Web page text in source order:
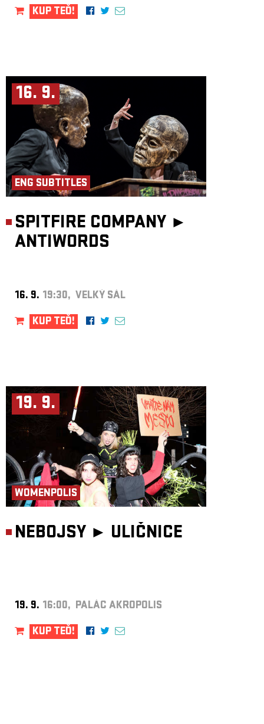
KUP TEĎ!
16. 9.
ENG SUBTITLES
SPITFIRE COMPANY ►
ANTIWORDS
16. 9. 19:30, VELKÝ SÁL
KUP TEĎ!
19. 9.
WOMENPOLIS
NEBOJSY ► ULIČNICE
19. 9. 16:00, PALÁC AKROPOLIS
KUP TEĎ!